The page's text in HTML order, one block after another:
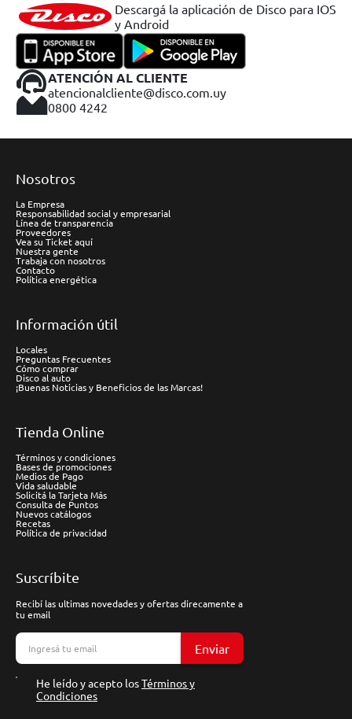
Descargá la aplicación de Disco para IOS
y Android
ATENCIÓN AL CLIENTE
atencionalcliente@disco.com.uy
0800 4242
Nosotros
La Empresa
Responsabilidad social y empresarial
Línea de transparencia
Proveedores
Vea su Ticket aquí
Nuestra gente
Trabaja con nosotros
Contacto
Política energética
Información útil
Locales
Preguntas Frecuentes
Cómo comprar
Disco al auto
¡Buenas Noticias y Beneficios de las Marcas!
Tienda Online
Términos y condiciones
Bases de promociones
Medios de Pago
Vida saludable
Solicitá la Tarjeta Más
Consulta de Puntos
Nuevos catálogos
Recetas
Política de privacidad
Suscríbite
Recibí las ultimas novedades y ofertas direcamente a
tu email
Enviar
He leído y acepto losTérminos y
Condiciones